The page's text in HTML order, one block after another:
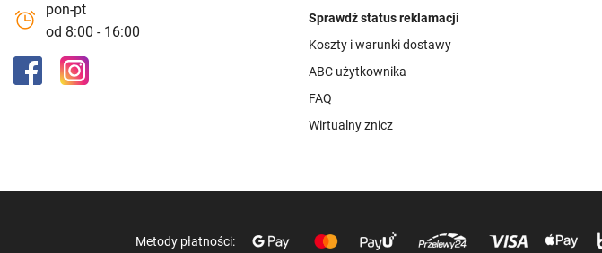
pon-pt
od 8:00 - 16:00
Sprawdź status reklamacji
Koszty i warunki dostawy
ABC użytkownika
FAQ
Wirtualny znicz
Metody płatności: